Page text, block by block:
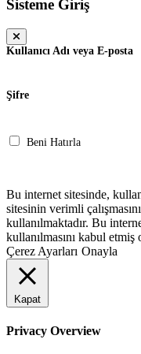
Sisteme Giriş
Kullanıcı Adı veya E-posta
Şifre
Beni Hatırla
Bu internet sitesinde,
sitesinin verimli
kullanılmaktadır. Bu
kullanılmasını kabul etmiş
Çerez Ayarları Onayla
Kapat
Privacy Overview